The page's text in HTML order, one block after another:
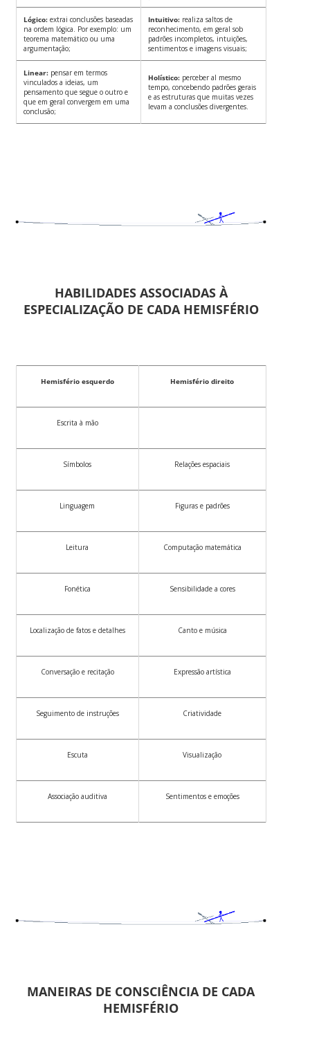
Lógico: extrai conclusões baseadas
na ordem lógica. Por exemplo: um
teorema matemático ou uma
argumentação;
Intuitivo: realiza saltos de
reconhecimento, em geral sob
padrões incompletos, intuições,
sentimentos e imagens visuais;
Linear:pensar em termos
vinculados a ideias, um
pensamento que segue o outro e
que em geral convergem em uma
conclusão;
Holístico: perceber al mesmo
tempo, concebendo padrões gerais
e as estruturas que muitas vezes
levam a conclusões divergentes.
HABILIDADES ASSOCIADAS À
ESPECIALIZAÇÃO DE CADA HEMISFÉRIO
Hemisfério esquerdo Hemisfério direito
Escrita à mão
Símbolos Relações espaciais
Linguagem Figuras e padrões
Leitura Computação matemática
Fonética Sensibilidade a cores
Localização de fatos e detalhes Canto e música
Conversação e recitação Expressão artística
Seguimento de instruções Criatividade
Escuta Visualização
Associação auditiva Sentimentos e emoções
MANEIRAS DE CONSCIÊNCIA DE CADA
HEMISFÉRIO